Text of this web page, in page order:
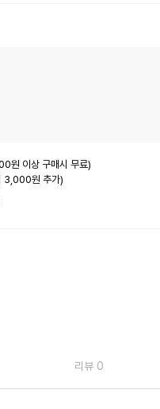
원 이상 구매시 무료)
3,000원 추가)
리뷰 0